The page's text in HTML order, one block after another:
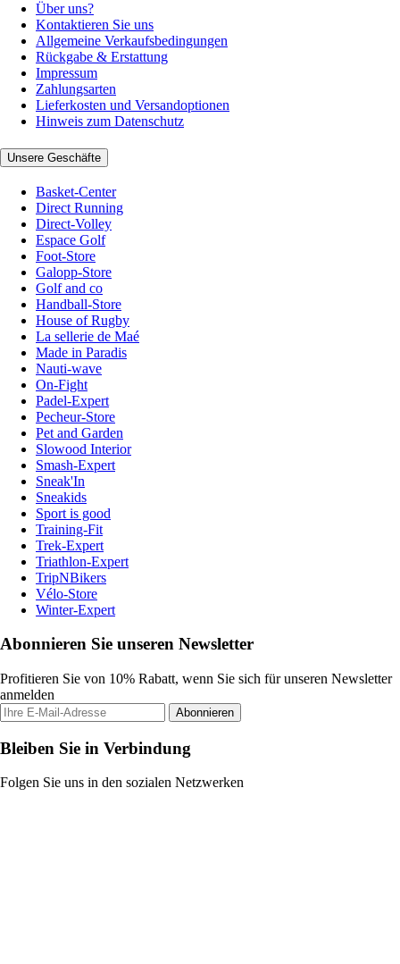
Über uns?
Kontaktieren Sie uns
Allgemeine Verkaufsbedingungen
Rückgabe & Erstattung
Impressum
Zahlungsarten
Lieferkosten und Versandoptionen
Hinweis zum Datenschutz
Unsere Geschäfte
Basket-Center
Direct Running
Direct-Volley
Espace Golf
Foot-Store
Galopp-Store
Golf and co
Handball-Store
House of Rugby
La sellerie de Maé
Made in Paradis
Nauti-wave
On-Fight
Padel-Expert
Pecheur-Store
Pet and Garden
Slowood Interior
Smash-Expert
Sneak'In
Sneakids
Sport is good
Training-Fit
Trek-Expert
Triathlon-Expert
TripNBikers
Vélo-Store
Winter-Expert
Abonnieren Sie unseren Newsletter
Profitieren Sie von 10% Rabatt, wenn Sie sich für unseren Newsletter
anmelden
Abonnieren
Bleiben Sie in Verbindung
Folgen Sie uns in den sozialen Netzwerken